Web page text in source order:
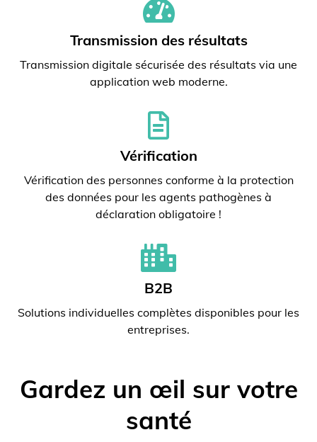
Transmission des résultats
Transmission digitale sécurisée des résultats via une
application web moderne.
Vérification
Vérification des personnes conforme à la protection
des données pour les agents pathogènes à
déclaration obligatoire !
B2B
Solutions individuelles complètes disponibles pour les
entreprises.
Gardez un œil sur votre
santé